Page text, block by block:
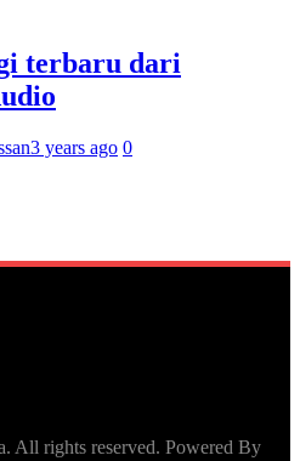
terbaru dari
3 years ago 0
All rights reserved. Powered By